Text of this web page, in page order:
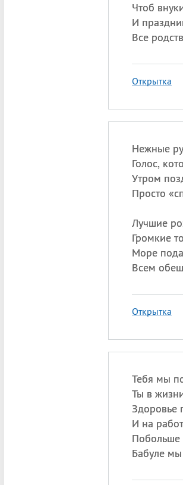
Чтоб
И
Все
Открытка
Нежные
Голос,
Утром
Просто
Лучшие
Громкие
Море
Всем
Открытка
Тебя мы
Ты в
Здоровье
И на
Побольше
Бабуле